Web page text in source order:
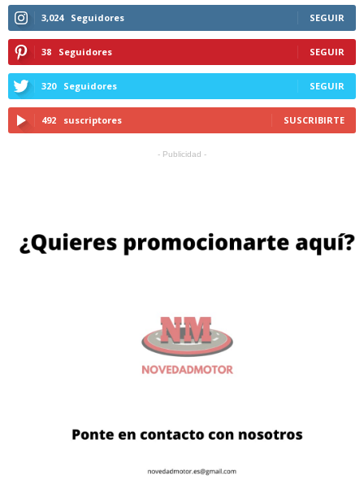
3,024 Seguidores SEGUIR
38 Seguidores SEGUIR
320 Seguidores SEGUIR
492 suscriptores SUSCRIBIRTE
- Publicidad -